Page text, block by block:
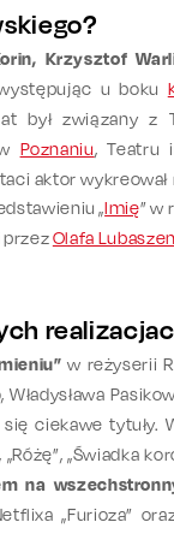
Krzysztof
u boku
był związany z
Poznaniu, Teatru
aktor wykreował
„Imię” w
przezOlafa
w reżyserii
ciekawe tytuły.
„Świadka
na
„Furioza”